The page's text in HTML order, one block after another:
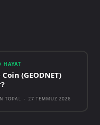
HAYAT
Coin (GEODNET)
TOPAL - 27 TEMMUZ 2026